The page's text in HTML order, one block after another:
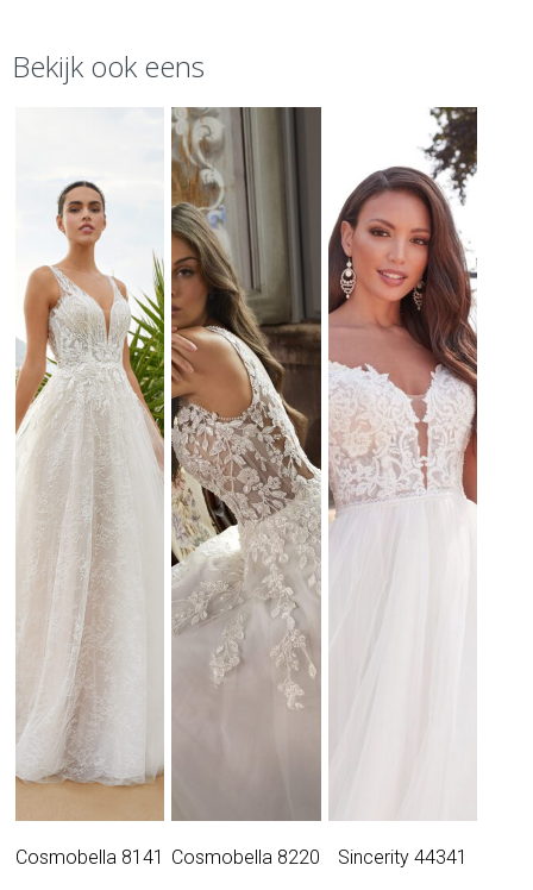
Bekijk ook eens
Cosmobella 8141 Cosmobella 8220 Sincerity 44341